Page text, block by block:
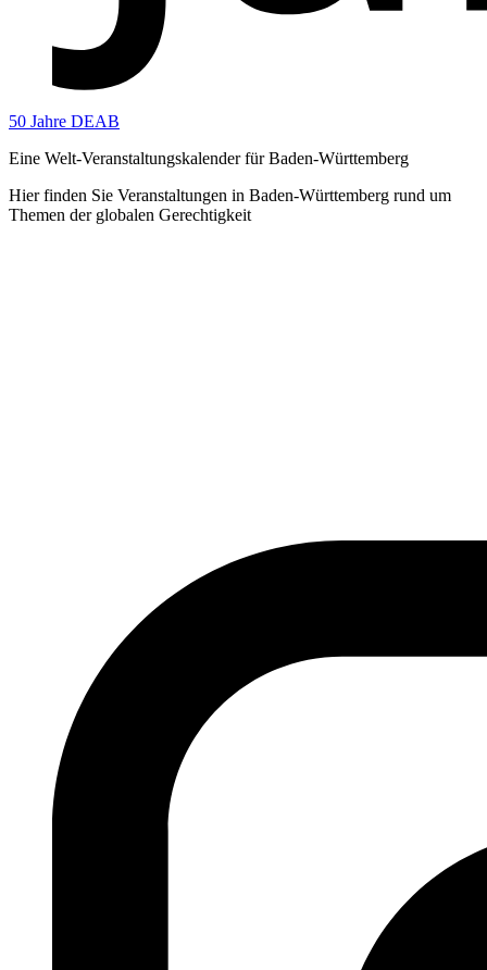
50 Jahre DEAB
Eine Welt-Veranstaltungskalender für Baden-Württemberg
Hier finden Sie Veranstaltungen in Baden-Württemberg rund um
Themen der globalen Gerechtigkeit